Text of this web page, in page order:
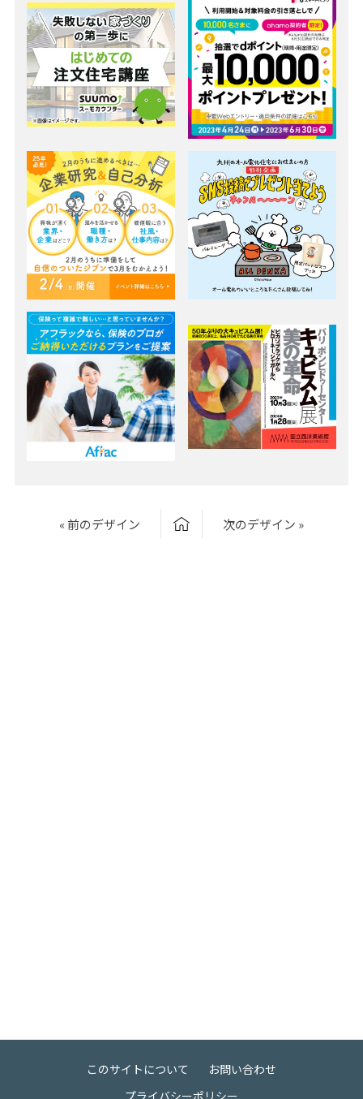
« 前のデザイン 次のデザイン »
このサイトについて
お問い合わせ
プライバシーポリシー